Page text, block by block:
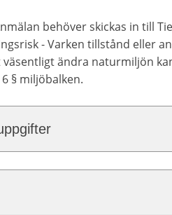
behöver skickas in till
- Varken tillstånd eller
ändra naturmiljön
§ miljöbalken.